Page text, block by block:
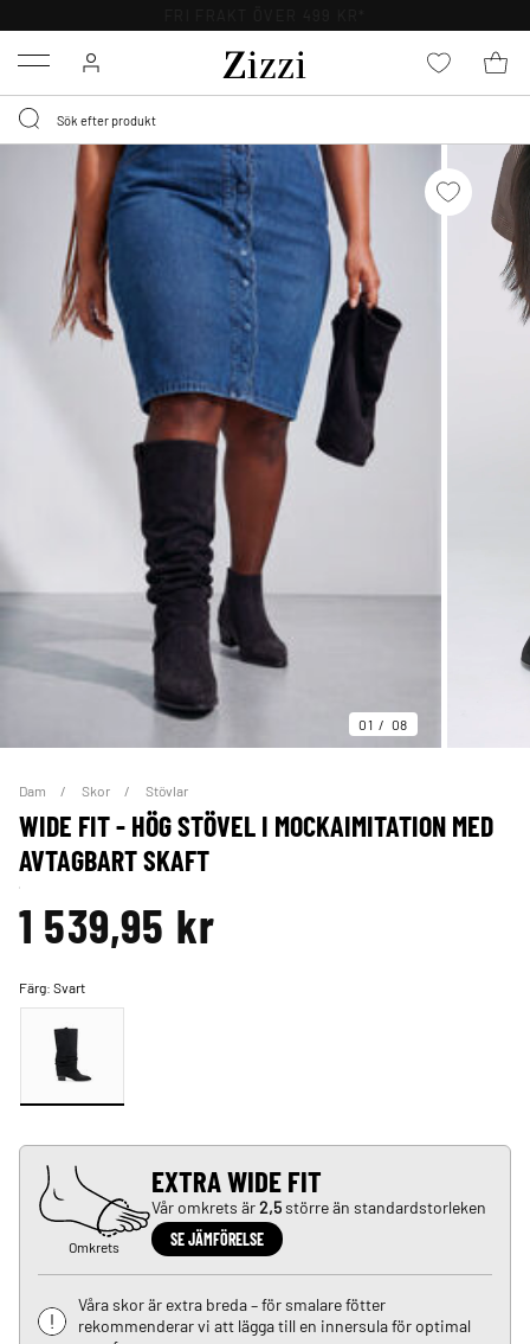
Menu
01 08
Dam Skor Stövlar
WIDE FIT - HÖG STÖVEL I MOCKAIMITATION MED
AVTAGBART SKAFT
1 539,95 kr
Färg:Svart
Omkrets
EXTRA WIDE FIT
Vår omkrets är2,5större än standardstorleken
SE JÄMFÖRELSE
Våra skor är extra breda – för smalare fötter
rekommenderar vi att lägga till en innersula för optimal